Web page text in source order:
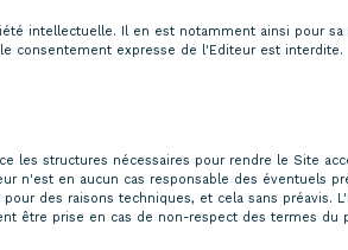
intellectuelle. Il en est notamment ainsi pour
consentement expresse de l'Editeur est interdite.
structures nécessaires pour rendre le Site
n'est en aucun cas responsable des éventuels
des raisons techniques, et cela sans préavis.
être prise en cas de non-respect des termes du